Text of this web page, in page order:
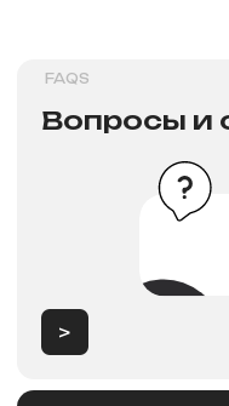
Способы оплат
>